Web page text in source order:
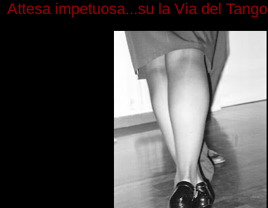
Attesa impetuosa...su la Via del Tango